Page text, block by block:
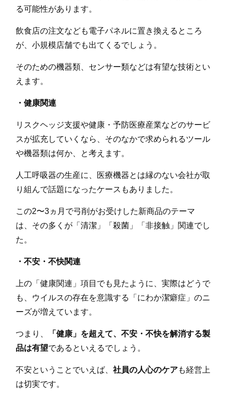
る可能性があります。
飲食店の注文なども電子パネルに置き換えるところ
が、小規模店舗でも出てくるでしょう。
そのための機器類、センサー類などは有望な技術とい
えます。
・健康関連
リスクヘッジ支援や健康・予防医療産業などのサービ
スが拡充していくなら、そのなかで求められるツール
や機器類は何か、と考えます。
人工呼吸器の生産に、医療機器とは縁のない会社が取
り組んで話題になったケースもありました。
この2〜3ヵ月で弓削がお受けした新商品のテーマ
は、その多くが「清潔」「殺菌」「非接触」関連でし
た。
・不安・不快関連
上の「健康関連」項目でも見たように、実際はどうで
も、ウイルスの存在を意識する「にわか潔癖症」のニ
ーズが増えています。
つまり、
「健康」を超えて、不安・不快を解消する製
品は有望であるといえるでしょう。
不安ということでいえば、社員の人心のケアも経営上
は切実です。